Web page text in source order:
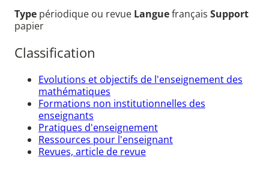
Type périodique ou revue Languefrançais Support
papier
Classification
Evolutions et objectifs de l'enseignement des
mathématiques
Formations non institutionnelles des
enseignants
Pratiques d'enseignement
Ressources pour l'enseignant
Revues, article de revue